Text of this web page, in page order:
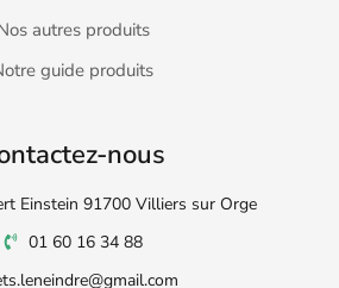
autres produits
guide produits
nous
Einstein 91700 Villiers sur Orge
01 60 16 34 88